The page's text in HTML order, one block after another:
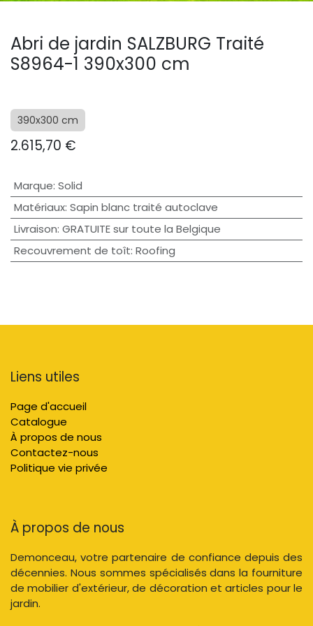
Abri de jardin SALZBURG Traité
S8964-1 390x300 cm
390x300 cm
2.615,70 €
Marque: Solid
Matériaux: Sapin blanc traité autoclave
Livraison: GRATUITE sur toute la Belgique
Recouvrement de toît: Roofing
Liens utiles
Page d'accueil
Catalogue
À propos de nous
Contactez-nous
Politique vie privée
À propos de nous
Demonceau, votre partenaire de confiance depuis des
décennies. Nous sommes spécialisés dans la fourniture
de mobilier d'extérieur, de décoration et articles pour le
jardin.